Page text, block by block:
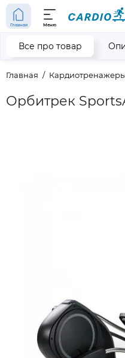
Главная Меню
Главная Кардиотренажеры
Орбитрек
Все про товар